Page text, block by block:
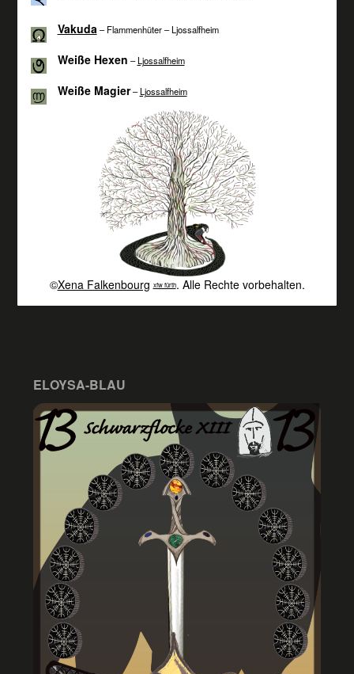
Vakuda – Flammenhüter – Ljossalfheim
Weiße Hexen –Ljossalfheim
Weiße Magier–Ljossalfheim
©Xena Falkenbourg xfw fürth. Alle Rechte vorbehalten.
ELOYSA-BLAU